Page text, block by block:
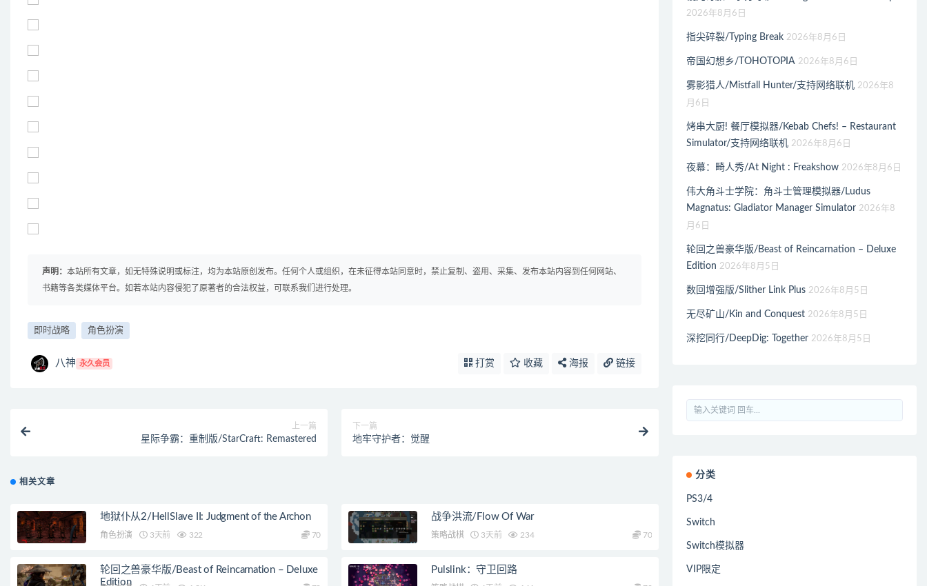
声明： 本站所有文章，如无特殊说明或标注，均为本站原创发布。任何个人或组织，在未征得本站同意时，禁止复制、盗用、采集、发布本站内容到任何网站、
书籍等各类媒体平台。如若本站内容侵犯了原著者的合法权益，可联系我们进行处理。
即时战略 角色扮演
八神 永久会员 打赏 收藏 海报 链接
上一篇
星际争霸：重制版/StarCraft: Remastered
下一篇
地牢守护者：觉醒
相关文章
地狱仆从2/HellSlave II: Judgment of the Archon
角色扮演 3天前 322 70
战争洪流/Flow Of War
策略战棋 3天前 234 70
轮回之兽豪华版/Beast of Reincarnation – Deluxe
Edition
Pulslink：守卫回路
2026年8月6日
指尖碎裂/Typing Break 2026年8月6日
帝国幻想乡/TOHOTOPIA 2026年8月6日
雾影猎人/Mistfall Hunter/支持网络联机 2026年8
月6日
烤串大厨! 餐厅模拟器/Kebab Chefs! – Restaurant
Simulator/支持网络联机 2026年8月6日
夜幕：畸人秀/At Night : Freakshow 2026年8月6日
伟大角斗士学院：角斗士管理模拟器/Ludus
Magnatus: Gladiator Manager Simulator 2026年8
月6日
轮回之兽豪华版/Beast of Reincarnation – Deluxe
Edition 2026年8月5日
数回增强版/Slither Link Plus 2026年8月5日
无尽矿山/Kin and Conquest 2026年8月5日
深挖同行/DeepDig: Together 2026年8月5日
分类
PS3/4
Switch
Switch模拟器
VIP限定